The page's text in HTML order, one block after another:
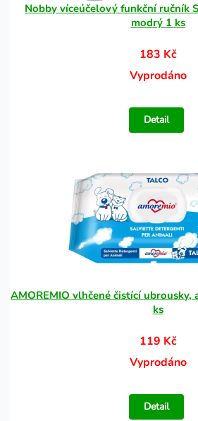
Nobby víceúčelový funkční ručník
modrý 1 ks
183 Kč
Vyprodáno
Detail
AMOREMIO vlhčené čistící ubrousky,
ks
119 Kč
Vyprodáno
Detail